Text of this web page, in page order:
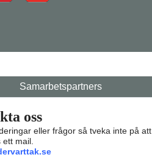
Samarbetspartners
oss
eller frågor så tveka inte på att
mail.